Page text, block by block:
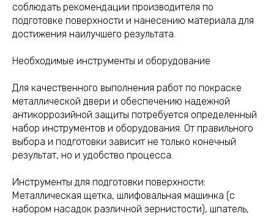
соблюдать рекомендации производителя по
подготовке поверхности и нанесению материала для
достижения наилучшего результата.
Необходимые инструменты и оборудование
Для качественного выполнения работ по покраске
металлической двери и обеспечению надежной
антикоррозийной защиты потребуется определенный
набор инструментов и оборудования. От правильного
выбора и подготовки зависит не только конечный
результат, но и удобство процесса.
Инструменты для подготовки поверхности:
Металлическая щетка, шлифовальная машинка (с
набором насадок различной зернистости), шпатель,